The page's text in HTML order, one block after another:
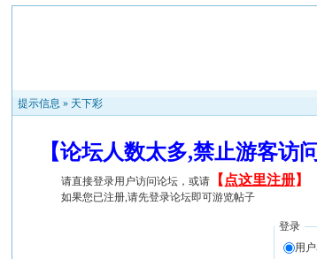
提示信息 » 天下彩
【论坛人数太多,禁止游客
请直接登录用户访问论坛，或请 【 点这里注册】
如果您已注册,请先登录论坛即可游览帖子
登录
用